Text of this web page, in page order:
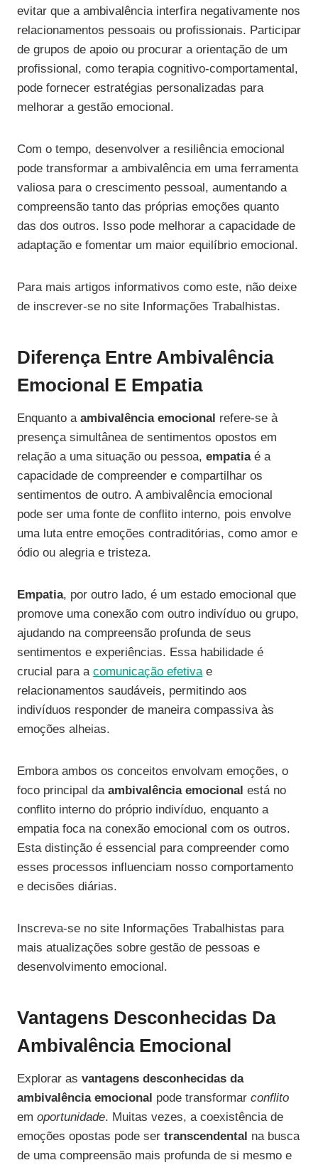
evitar que a ambivalência interfira negativamente nos
relacionamentos pessoais ou profissionais. Participar
de grupos de apoio ou procurar a orientação de um
profissional, como terapia cognitivo-comportamental,
pode fornecer estratégias personalizadas para
melhorar a gestão emocional.
Com o tempo, desenvolver a resiliência emocional
pode transformar a ambivalência em uma ferramenta
valiosa para o crescimento pessoal, aumentando a
compreensão tanto das próprias emoções quanto
das dos outros. Isso pode melhorar a capacidade de
adaptação e fomentar um maior equilíbrio emocional.
Para mais artigos informativos como este, não deixe
de inscrever-se no site Informações Trabalhistas.
Diferença Entre Ambivalência
Emocional E Empatia
Enquanto a ambivalência emocional refere-se à
presença simultânea de sentimentos opostos em
relação a uma situação ou pessoa, empatiaé a
capacidade de compreender e compartilhar os
sentimentos de outro. A ambivalência emocional
pode ser uma fonte de conflito interno, pois envolve
uma luta entre emoções contraditórias, como amor e
ódio ou alegria e tristeza.
Empatia, por outro lado, é um estado emocional que
promove uma conexão com outro indivíduo ou grupo,
ajudando na compreensão profunda de seus
sentimentos e experiências. Essa habilidade é
crucial para a comunicação efetivae
relacionamentos saudáveis, permitindo aos
indivíduos responder de maneira compassiva às
emoções alheias.
Embora ambos os conceitos envolvam emoções, o
foco principal da ambivalência emocional está no
conflito interno do próprio indivíduo, enquanto a
empatia foca na conexão emocional com os outros.
Esta distinção é essencial para compreender como
esses processos influenciam nosso comportamento
e decisões diárias.
Inscreva-se no site Informações Trabalhistas para
mais atualizações sobre gestão de pessoas e
desenvolvimento emocional.
Vantagens Desconhecidas Da
Ambivalência Emocional
Explorar as vantagens desconhecidas da
ambivalência emocional pode transformar conflito
em oportunidade. Muitas vezes, a coexistência de
emoções opostas pode ser transcendental na busca
de uma compreensão mais profunda de si mesmo e